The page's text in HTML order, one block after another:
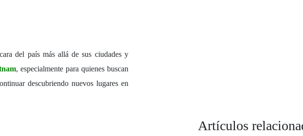
del país más allá de sus ciudades y
, especialmente para quienes buscan
descubriendo nuevos lugares en
Artículos